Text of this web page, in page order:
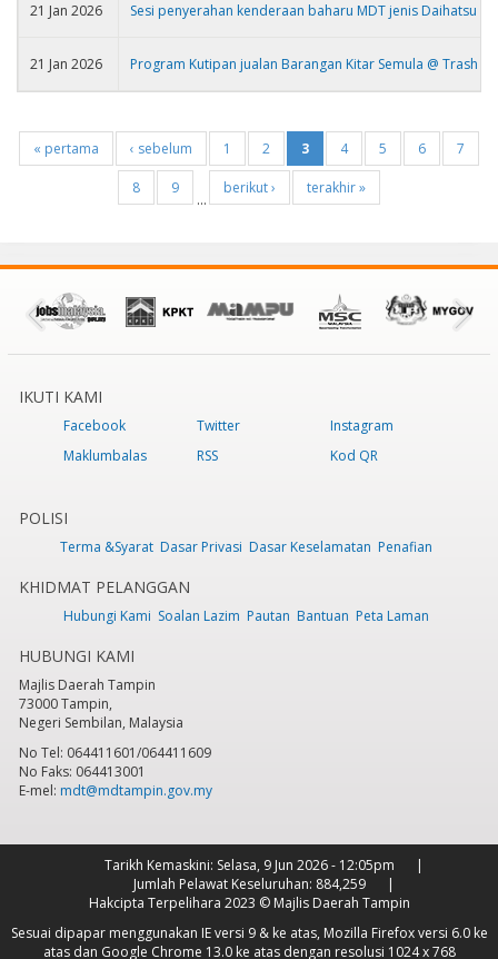
21 Jan 2026 Sesi penyerahan kenderaan baharu MDT jenis Daihatsu
21 Jan 2026 Program Kutipan jualan Barangan Kitar Semula @ Trash to
« pertama ‹ sebelum 1 2 3 4 5 6 7
8 9
…
berikut › terakhir »
IKUTI KAMI
Facebook Twitter
Instagram
Maklumbalas
RSS Kod QR
POLISI
Terma &Syarat Dasar Privasi Dasar Keselamatan Penafian
KHIDMAT PELANGGAN
Hubungi Kami Soalan Lazim Pautan Bantuan Peta Laman
HUBUNGI KAMI
Majlis Daerah Tampin
73000 Tampin,
Negeri Sembilan, Malaysia
No Tel: 064411601/064411609
No Faks: 064413001
E-mel: mdt@mdtampin.gov.my
Tarikh Kemaskini: Selasa, 9 Jun 2026 - 12:05pm
Jumlah Pelawat Keseluruhan: 884,259
Hakcipta Terpelihara 2023 © Majlis Daerah Tampin
Sesuai dipapar menggunakan IE versi 9 & ke atas, Mozilla Firefox versi 6.0 ke
atas dan Google Chrome 13.0 ke atas dengan resolusi 1024 x 768